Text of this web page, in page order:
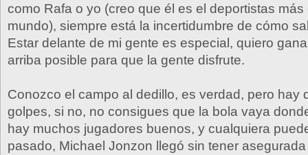
como Rafa o yo (creo que él es el deportistas
mundo), siempre está la incertidumbre de cómo
Estar delante de mi gente es especial, quiero
arriba posible para que la gente disfrute.
Conozco el campo al dedillo, es verdad, pero hay
golpes, si no, no consigues que la bola vaya
hay muchos jugadores buenos, y cualquiera
pasado, Michael Jonzon llegó sin tener